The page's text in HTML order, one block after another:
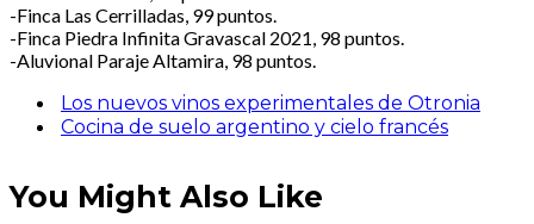
-Finca Las Cerrilladas, 99 puntos.
-Finca Piedra Infinita Gravascal 2021, 98 puntos.
-Aluvional Paraje Altamira, 98 puntos.
Los nuevos vinos experimentales de Otronia
Cocina de suelo argentino y cielo francés
You Might Also Like